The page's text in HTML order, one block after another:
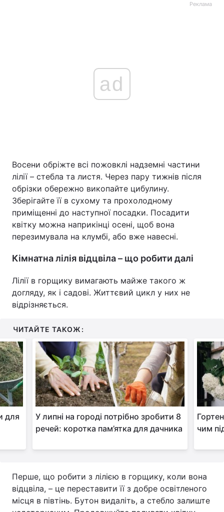
Реклама
ad
Восени обріжте всі пожовклі надземні частини
лілії – стебла та листя. Через пару тижнів після
обрізки обережно викопайте цибулину.
Зберігайте її в сухому та прохолодному
приміщенні до наступної посадки. Посадити
квітку можна наприкінці осені, щоб вона
перезимувала на клумбі, або вже навесні.
Кімнатна лілія відцвіла – що робити далі
Лілії в горщику вимагають майже такого ж
догляду, як і садові. Життєвий цикл у них не
відрізняється.
ЧИТАЙТЕ ТАКОЖ:
для
У липні на городі потрібно зробити 8
речей: коротка пам’ятка для дачника
чим
Перше, що робити з лілією в горщику, коли вона
відцвіла, – це переставити її з добре освітленого
місця в півтінь. Бутон видаліть, а стебло залиште